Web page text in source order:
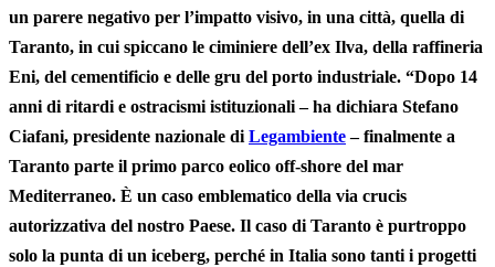
un parere negativo per l’impatto visivo, in una città, quella di
Taranto, in cui spiccano le ciminiere dell’ex Ilva, della raffineria
Eni, del cementificio e delle gru del porto industriale. “Dopo 14
anni di ritardi e ostracismi istituzionali – ha dichiara Stefano
Ciafani, presidente nazionale di Legambiente– finalmente a
Taranto parte il primo parco eolico off-shore del mar
Mediterraneo. È un caso emblematico della via crucis
autorizzativa del nostro Paese. Il caso di Taranto è purtroppo
solo la punta di un iceberg, perché in Italia sono tanti i progetti